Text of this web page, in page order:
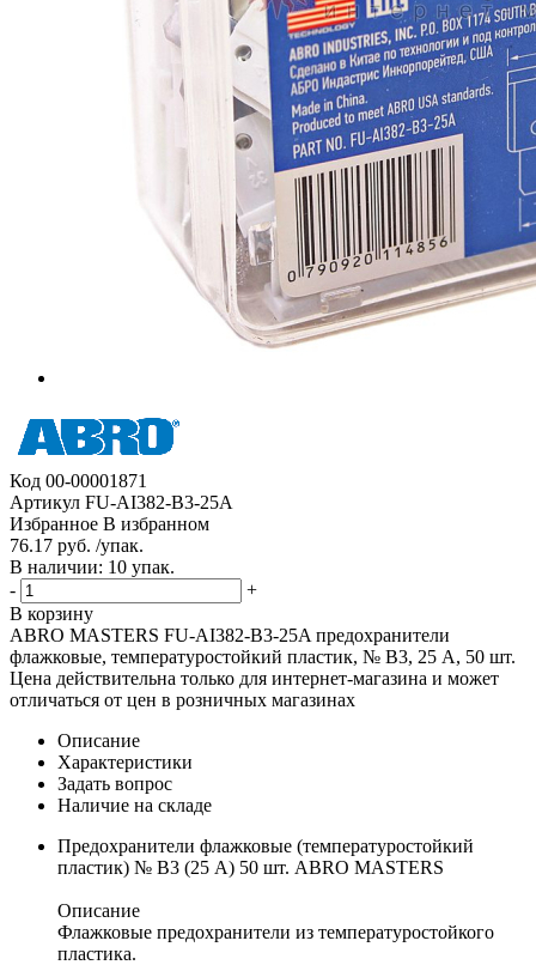
Код 00-00001871
Артикул FU-AI382-B3-25A
Избранное В избранном
76.17 руб. /упак.
В наличии: 10 упак.
-
+
В корзину
ABRO MASTERS FU-AI382-B3-25A предохранители
флажковые, температуростойкий пластик, № B3, 25 А, 50 шт.
Цена действительна только для интернет-магазина и может
отличаться от цен в розничных магазинах
Описание
Характеристики
Задать вопрос
Наличие на складе
Предохранители флажковые (температуростойкий
пластик) № В3 (25 А) 50 шт. ABRO MASTERS
Описание
Флажковые предохранители из температуростойкого
пластика.